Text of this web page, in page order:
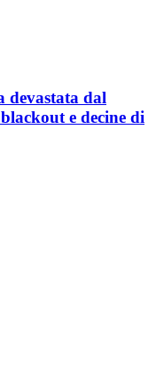
devastata dal
e decine di